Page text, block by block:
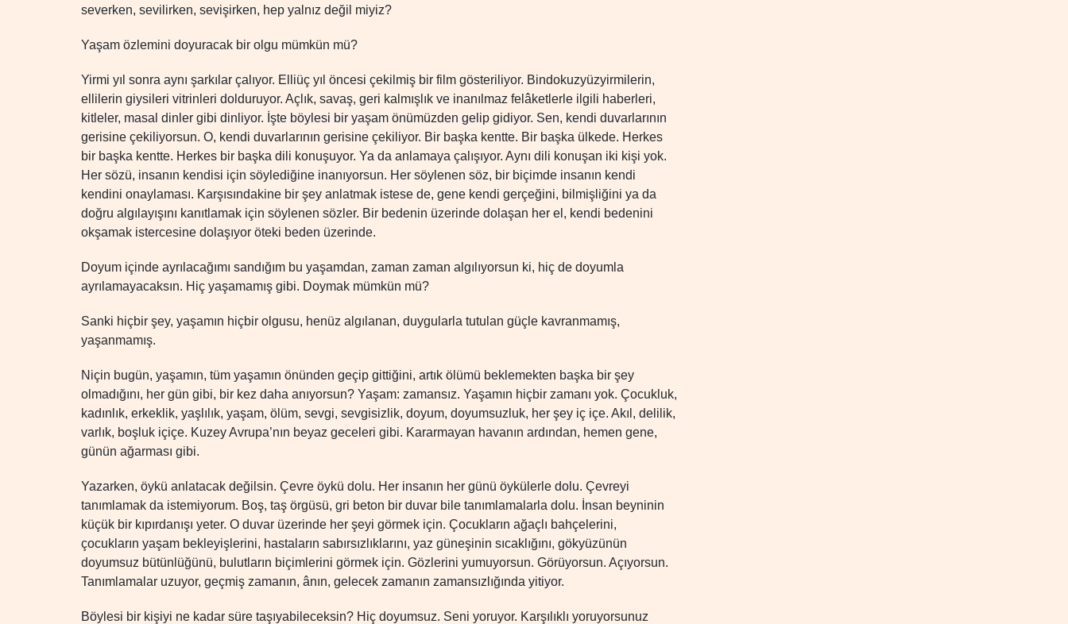
severken, sevilirken, sevişirken, hep yalnız değil miyiz?
Yaşam özlemini doyuracak bir olgu mümkün mü?
Yirmi yıl sonra aynı şarkılar çalıyor. Elliüç yıl öncesi çekilmiş bir film gösteriliyor. Bindokuzyüzyirmilerin,
ellilerin giysileri vitrinleri dolduruyor. Açlık, savaş, geri kalmışlık ve inanılmaz felâketlerle ilgili haberleri,
kitleler, masal dinler gibi dinliyor. İşte böylesi bir yaşam önümüzden gelip gidiyor. Sen, kendi duvarlarının
gerisine çekiliyorsun. O, kendi duvarlarının gerisine çekiliyor. Bir başka kentte. Bir başka ülkede. Herkes
bir başka kentte. Herkes bir başka dili konuşuyor. Ya da anlamaya çalışıyor. Aynı dili konuşan iki kişi yok.
Her sözü, insanın kendisi için söylediğine inanıyorsun. Her söylenen söz, bir biçimde insanın kendi
kendini onaylaması. Karşısındakine bir şey anlatmak istese de, gene kendi gerçeğini, bilmişliğini ya da
doğru algılayışını kanıtlamak için söylenen sözler. Bir bedenin üzerinde dolaşan her el, kendi bedenini
okşamak istercesine dolaşıyor öteki beden üzerinde.
Doyum içinde ayrılacağımı sandığım bu yaşamdan, zaman zaman algılıyorsun ki, hiç de doyumla
ayrılamayacaksın. Hiç yaşamamış gibi. Doymak mümkün mü?
Sanki hiçbir şey, yaşamın hiçbir olgusu, henüz algılanan, duygularla tutulan güçle kavranmamış,
yaşanmamış.
Niçin bugün, yaşamın, tüm yaşamın önünden geçip gittiğini, artık ölümü beklemekten başka bir şey
olmadığını, her gün gibi, bir kez daha anıyorsun? Yaşam: zamansız. Yaşamın hiçbir zamanı yok. Çocukluk,
kadınlık, erkeklik, yaşlılık, yaşam, ölüm, sevgi, sevgisizlik, doyum, doyumsuzluk, her şey iç içe. Akıl, delilik,
varlık, boşluk içiçe. Kuzey Avrupa’nın beyaz geceleri gibi. Kararmayan havanın ardından, hemen gene,
günün ağarması gibi.
Yazarken, öykü anlatacak değilsin. Çevre öykü dolu. Her insanın her günü öykülerle dolu. Çevreyi
tanımlamak da istemiyorum. Boş, taş örgüsü, gri beton bir duvar bile tanımlamalarla dolu. İnsan beyninin
küçük bir kıpırdanışı yeter. O duvar üzerinde her şeyi görmek için. Çocukların ağaçlı bahçelerini,
çocukların yaşam bekleyişlerini, hastaların sabırsızlıklarını, yaz güneşinin sıcaklığını, gökyüzünün
doyumsuz bütünlüğünü, bulutların biçimlerini görmek için. Gözlerini yumuyorsun. Görüyorsun. Açıyorsun.
Tanımlamalar uzuyor, geçmiş zamanın, ânın, gelecek zamanın zamansızlığında yitiyor.
Böylesi bir kişiyi ne kadar süre taşıyabileceksin? Hiç doyumsuz. Seni yoruyor. Karşılıklı yoruyorsunuz